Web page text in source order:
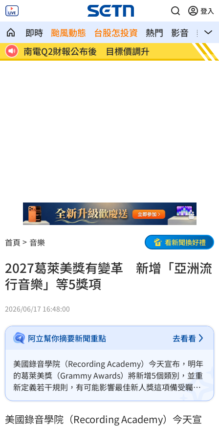
登入
即時 颱風動態 台股怎投資 熱門 影音
熱搜
俄軍空襲烏克蘭首都基輔及周邊 4人喪命
費仔
注
首頁 音樂 看新聞換好禮
2027葛萊美獎有變革 新增「亞洲流
行音樂」等5獎項
2026/06/17 16:48:00
阿立幫你摘要新聞重點 去看看
美國錄音學院（Recording Academy）今天宣布，明年
的葛萊美獎（Grammy Awards）將新增5個類別，並重
新定義若干規則，有可能影響最佳新人獎這項備受矚目
的獎項。
美國錄音學院（Recording Academy）今天宣